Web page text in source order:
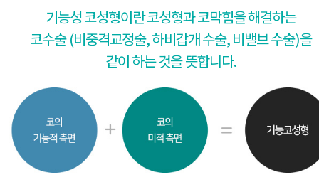
기능성 코성형이란 코성형과 코막힘을 해결하는
코수술 (비중격교정술, 하비갑개 수술, 비밸브 수술)을
같이 하는 것을 뜻합니다.